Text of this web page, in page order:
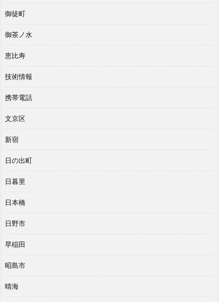
御徒町
御茶ノ水
恵比寿
技術情報
携帯電話
文京区
新宿
日の出町
日暮里
日本橋
日野市
早稲田
昭島市
晴海